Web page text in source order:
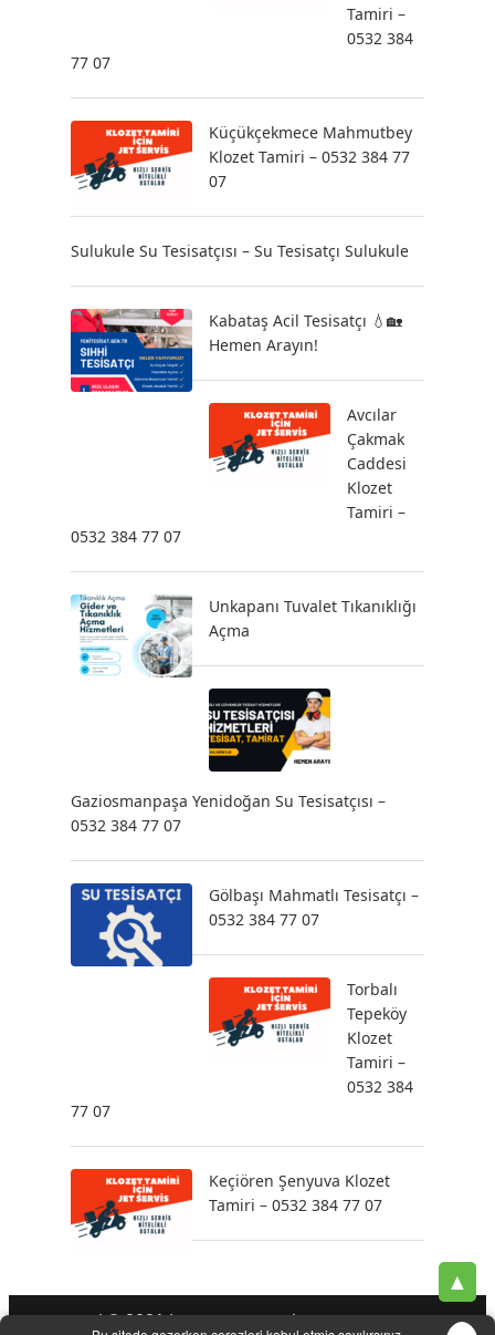
Tamiri –
0532 384
77 07
Küçükçekmece Mahmutbey
Klozet Tamiri – 0532 384 77
07
Sulukule Su Tesisatçısı – Su Tesisatçı Sulukule
Kabataş Acil Tesisatçı 💧🏡
Hemen Arayın!
Avcılar
Çakmak
Caddesi
Klozet
Tamiri –
0532 384 77 07
Unkapanı Tuvalet Tıkanıklığı
Açma
Gaziosmanpaşa Yenidoğan Su Tesisatçısı –
0532 384 77 07
Gölbaşı Mahmatlı Tesisatçı –
0532 384 77 07
Torbalı
Tepeköy
Klozet
Tamiri –
0532 384
77 07
Keçiören Şenyuva Klozet
Tamiri – 0532 384 77 07
▲
| © 2021 |- - - Klozet